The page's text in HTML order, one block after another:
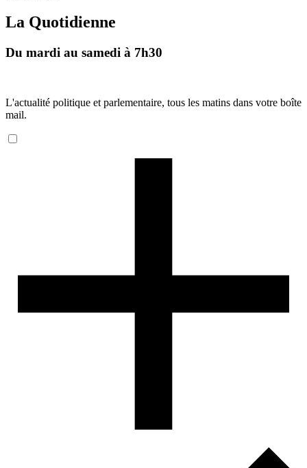
La Quotidienne
Du mardi au samedi à 7h30
L'actualité politique et parlementaire, tous les matins dans votre boîte
mail.